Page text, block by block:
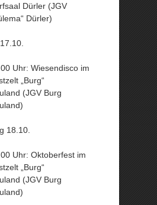
Dürler (JGV
Dürler)
Uhr: Wiesendisco im
„Burg“
(JGV Burg
18.10.
Uhr: Oktoberfest im
„Burg“
(JGV Burg